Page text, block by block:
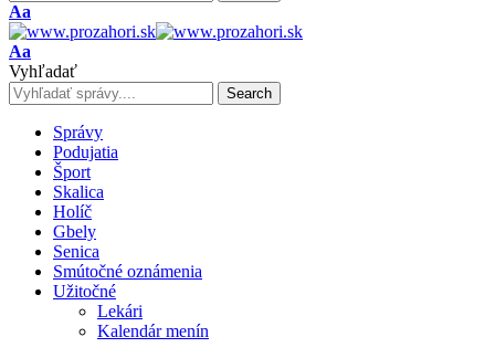
Font
Resizer
Aa
Font
Resizer
Aa
Vyhľadať
Správy
Podujatia
Šport
Skalica
Holíč
Gbely
Senica
Smútočné oznámenia
Užitočné
Lekári
Kalendár menín